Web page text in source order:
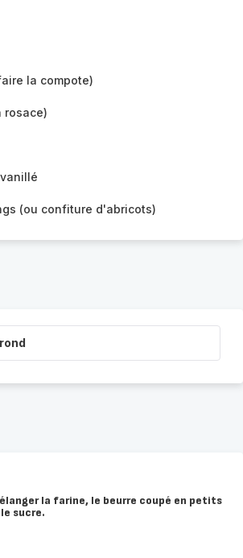
la compote)
rosace)
(ou confiture d'abricots)
la farine, le beurre coupé en petits
sucre.